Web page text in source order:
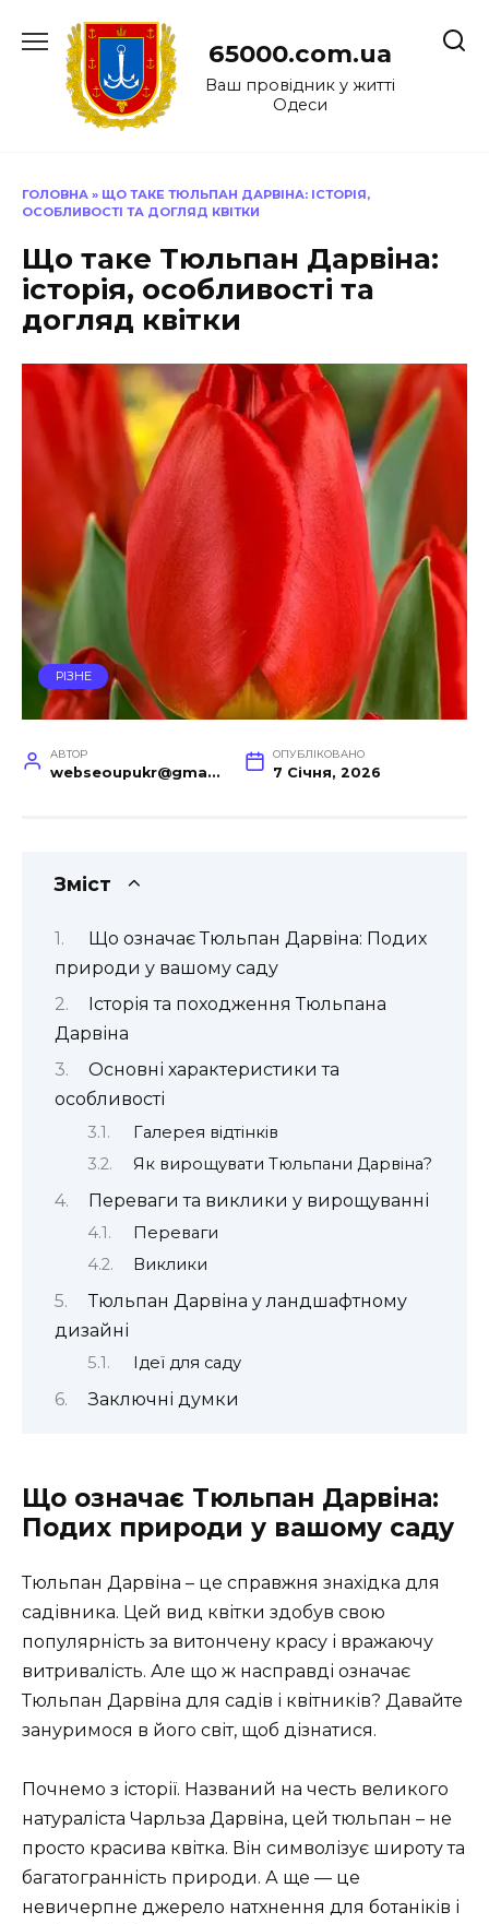
до
65000.com.ua
Ваш провідник у житті
Одеси
ГОЛОВНА » ЩО ТАКЕ ТЮЛЬПАН ДАРВІНА: ІСТОРІЯ,
ОСОБЛИВОСТІ ТА ДОГЛЯД КВІТКИ
Що таке Тюльпан Дарвіна:
історія, особливості та
догляд квітки
РІЗНЕ
АВТОР
webseoupukr@gmail.com
ОПУБЛІКОВАНО
7 Січня, 2026
Зміст
Що означає Тюльпан Дарвіна: Подих
природи у вашому саду
Історія та походження Тюльпана
Дарвіна
Основні характеристики та
особливості
Галерея відтінків
Як вирощувати Тюльпани Дарвіна?
Переваги та виклики у вирощуванні
Переваги
Виклики
Тюльпан Дарвіна у ландшафтному
дизайні
Ідеї для саду
Заключні думки
Що означає Тюльпан Дарвіна:
Подих природи у вашому саду
Тюльпан Дарвіна – це справжня знахідка для
садівника. Цей вид квітки здобув свою
популярність за витончену красу і вражаючу
витривалість. Але що ж насправді означає
Тюльпан Дарвіна для садів і квітників? Давайте
зануримося в його світ, щоб дізнатися.
Почнемо з історії. Названий на честь великого
натураліста Чарльза Дарвіна, цей тюльпан – не
просто красива квітка. Він символізує широту та
багатогранність природи. А ще — це
невичерпне джерело натхнення для ботаніків і